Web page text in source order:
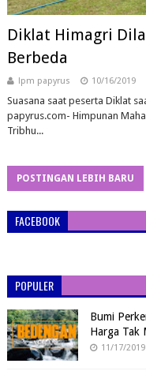
Diklat Himagri
Berbeda
lpm papyrus 10/16/2019
Suasana saat peserta Diklat
papyrus.com- Himpunan
Tribhu...
POSTINGAN LEBIH BARU
FACEBOOK
POPULER
Bumi
Harga Tak
11/17/2019